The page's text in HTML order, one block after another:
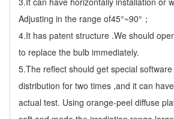
Adjusting in the range of45°~90°；
4.It has patent structure .We should
to replace the bulb immediately.
5.The reflect should get special
distribution for two times ,and it can
actual test. Using orange-peel diffuse